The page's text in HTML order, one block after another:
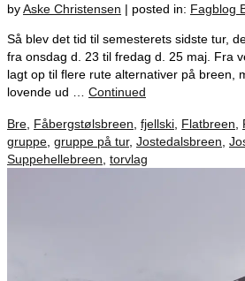
byAske Christensen | posted in: Fagblog
Så blev det tid til semesterets sidste tur,
fra onsdag d. 23 til fredag d. 25 maj. Fra
lagt op til flere rute alternativer på breen,
lovende ud … Continued
Bre Fåbergstølsbreen fjellski Flatbreen
gruppe gruppe på tur, Jostedalsbreen
Suppehellebreen torvlag